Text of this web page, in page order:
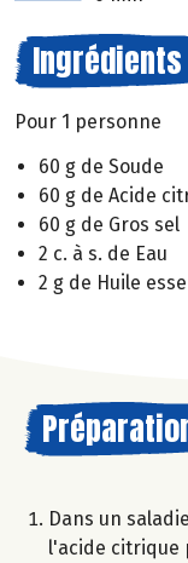
Ingrédients
Pour 1 personne
60 g de Soude
60 g de Acide
60 g de Gros sel
2 c. à s. de Eau
2 g de Huile
Dans un
l'acide citrique